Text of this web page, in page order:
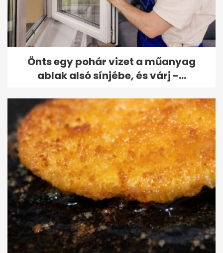
Önts egy pohár vizet a műanyag
ablak alsó sínjébe, és várj -...